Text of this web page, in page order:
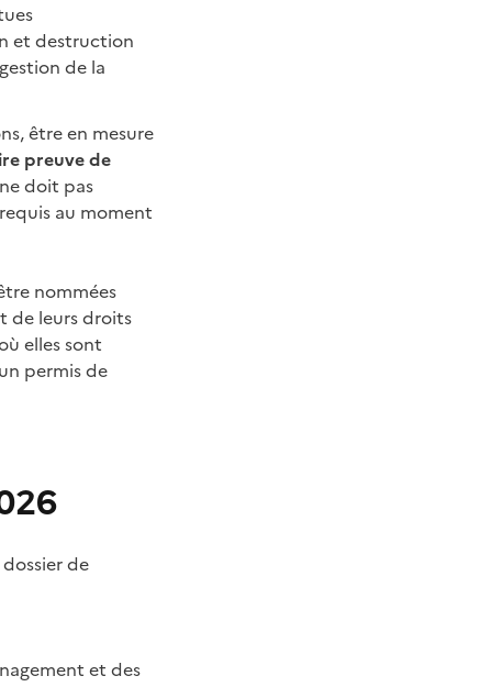
et destruction
de la
être en mesure
preuve de
doit pas
requis au moment
nommées
de leurs droits
elles sont
permis de
de
et des